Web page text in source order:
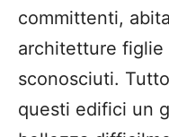
committenti,
architetture figlie
sconosciuti.
questi edifici un